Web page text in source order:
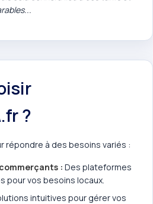
?
répondre à des besoins variés :
: Des plateformes
pour vos besoins locaux.
intuitives pour gérer vos